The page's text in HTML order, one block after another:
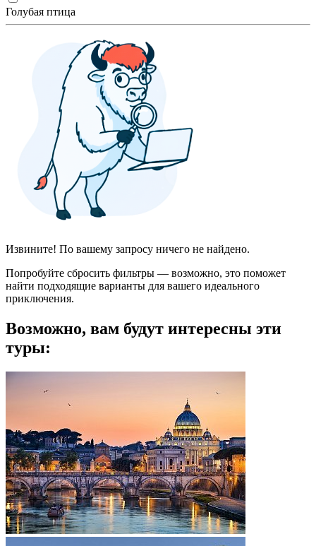
Голубая птица
Извините! По вашему запросу ничего не найдено.
Попробуйте сбросить фильтры — возможно, это поможет
найти подходящие варианты для вашего идеального
приключения.
Возможно, вам будут интересны эти
туры: